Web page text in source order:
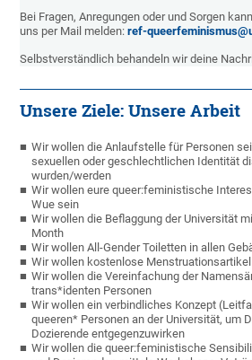
Bei Fragen, Anregungen oder und Sorgen
uns per Mail melden:ref-
Selbstverständlich behandeln wir deine
Unsere Ziele: Unsere Arbeit
Wir wollen die Anlaufstelle für Personen
sexuellen oder geschlechtlichen Identität
wurden/werden
Wir wollen eure queer:feministische
Wue sein
Wir wollen die Beflaggung der Universität
Month
Wir wollen All-Gender Toiletten in allen
Wir wollen kostenlose
Wir wollen die Vereinfachung der
trans*identen Personen
Wir wollen ein verbindliches Konzept
queeren* Personen an der Universität, um
Dozierende entgegenzuwirken
Wir wollen die queer:feministische